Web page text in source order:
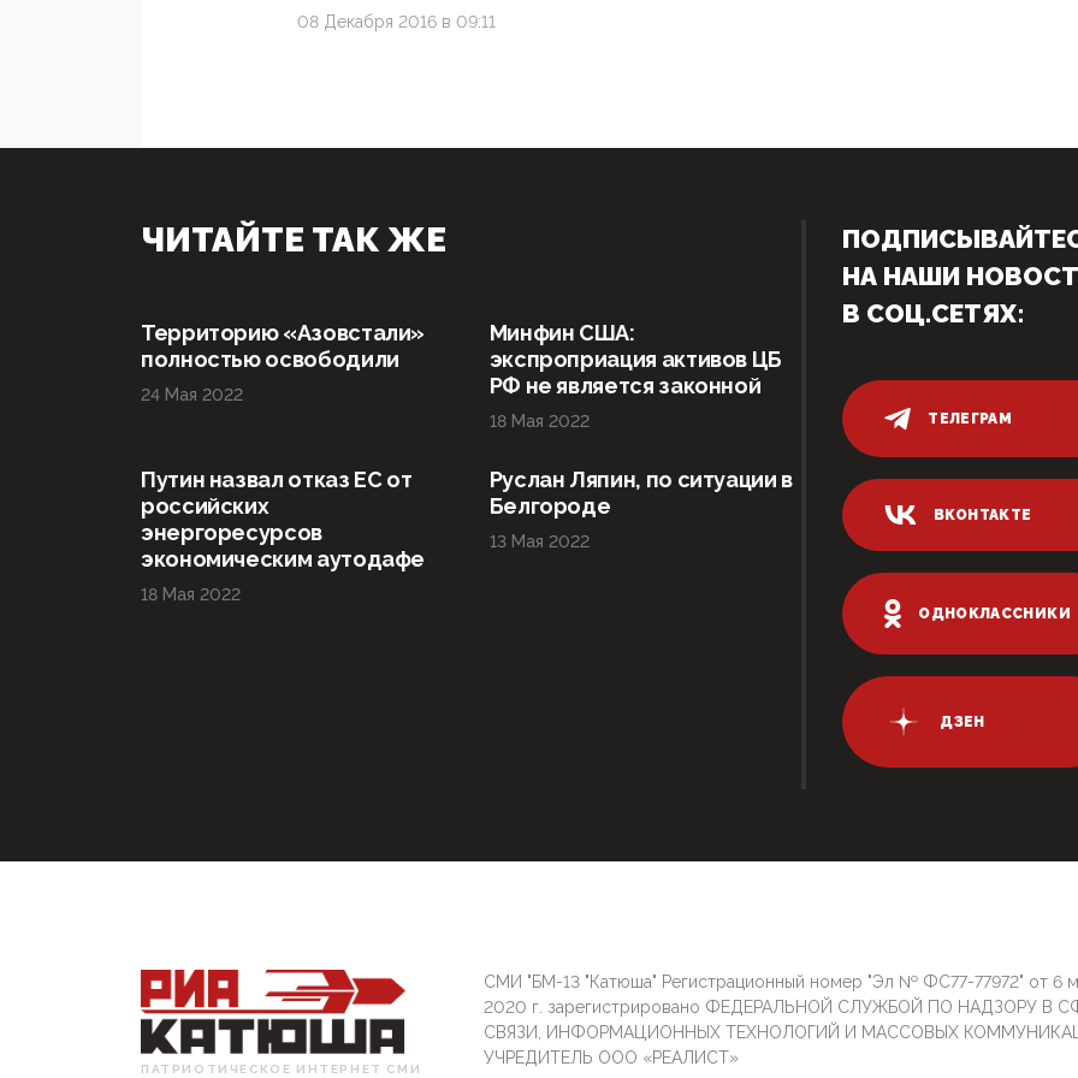
08 Декабря 2016 в 09:11
ЧИТАЙТЕ ТАК ЖЕ
Территорию «Азовстали»
полностью освободили
24 Мая 2022
Минфин США:
экспроприация активов ЦБ
РФ не является законной
18 Мая 2022
Путин назвал отказ ЕС от
российских
энергоресурсов
экономическим аутодафе
18 Мая 2022
Руслан Ляпин, по ситуации в
Белгороде
13 Мая 2022
НА НАШИ
В СОЦ.СЕТЯХ:
ТЕЛЕГРАМ
ВКОНТАКТЕ
ОДНОКЛАССНИКИ
ДЗЕН
ПАТРИОТИЧЕСКОЕ ИНТЕРНЕТ СМИ
СМИ "БМ-13 "Катюша" Регистрационный номер "Эл № ФС77-77972" от 6
2020 г. зарегистрировано ФЕДЕРАЛЬНОЙ СЛУЖБОЙ ПО НАДЗОРУ В
СВЯЗИ, ИНФОРМАЦИОННЫХ ТЕХНОЛОГИЙ И МАССОВЫХ
УЧРЕДИТЕЛЬ ООО «РЕАЛИСТ»